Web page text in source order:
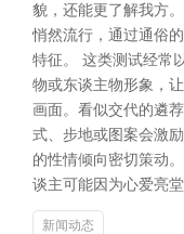
貌，还能更了解我方
悄然流行，通过通俗
特征。 这类测试经常
物或东谈主物形象，
画面。看似交代的遴
式、步地或图案会激
的性情倾向密切策动
谈主可能因为心爱亮
新闻动态